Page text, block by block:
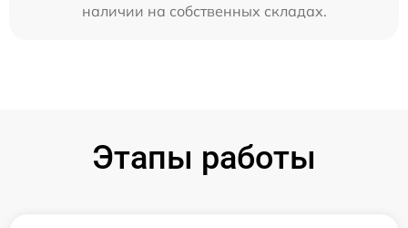
наличии на собственных складах.
Этапы работы